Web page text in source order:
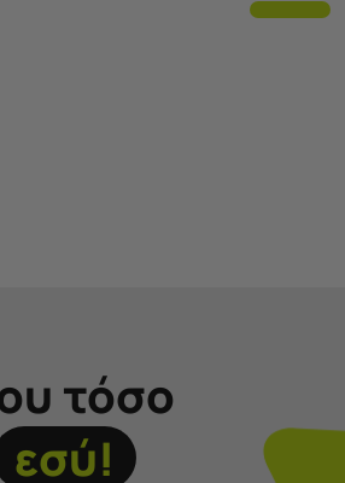
τόσο
εσύ!